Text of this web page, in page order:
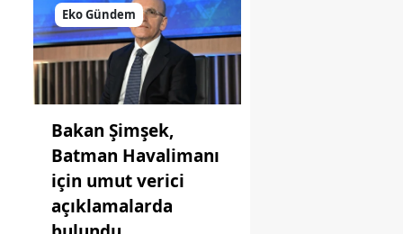
Eko Gündem
Bakan Şimşek,
Batman Havalimanı
için umut verici
açıklamalarda